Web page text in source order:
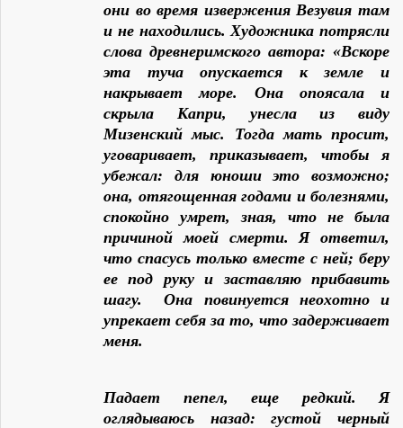
они во время извержения Везувия там
и не находились. Художника потрясли
слова древнеримского автора: «Вскоре
эта туча опускается к земле и
накрывает море. Она опоясала и
скрыла Капри, унесла из виду
Мизенский мыс. Тогда мать просит,
уговаривает, приказывает, чтобы я
убежал: для юноши это возможно;
она, отягощенная годами и болезнями,
спокойно умрет, зная, что не была
причиной моей смерти. Я ответил,
что спасусь только вместе с ней; беру
ее под руку и заставляю прибавить
шагу. Она повинуется неохотно и
упрекает себя за то, что задерживает
меня.
Падает пепел, еще редкий. Я
оглядываюсь назад: густой черный